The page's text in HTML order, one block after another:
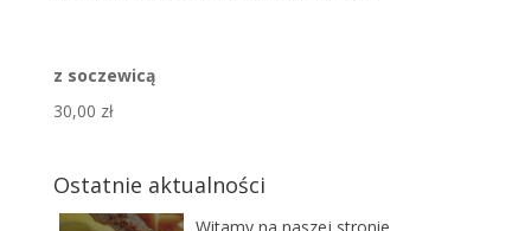
z soczewicą
30,00 zł
Ostatnie aktualności